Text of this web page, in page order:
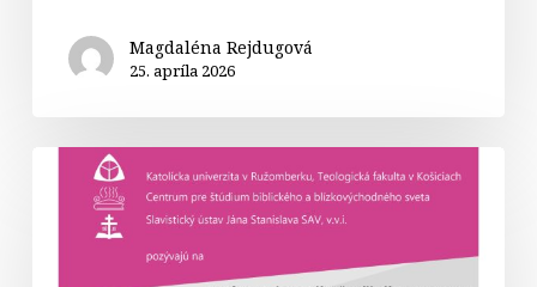
Magdaléna Rejdugová
25. apríla 2026
študijný
program